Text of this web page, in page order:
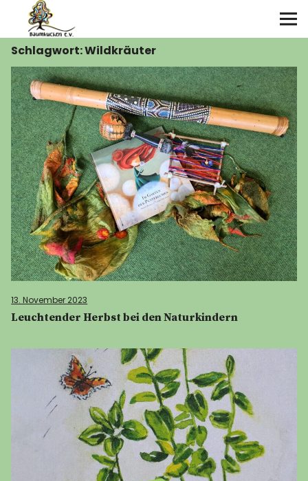
Über uns
Angebote
Termine
Galerie
Kontakt
Schlagwort:Wildkräuter
13. November 2023
Leuchtender Herbst bei den Naturkindern